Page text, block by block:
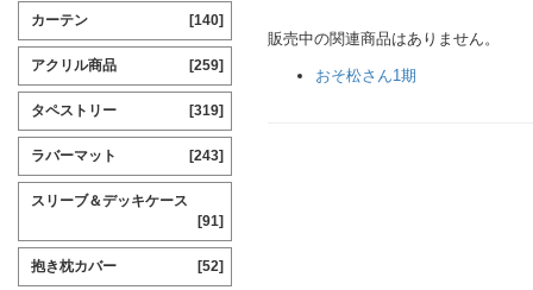
販売中の関連商品はありません。
おそ松さん1期
カーテン [140]
アクリル商品 [259]
タペストリー [319]
ラバーマット [243]
スリーブ＆デッキケース
[91]
抱き枕カバー [52]